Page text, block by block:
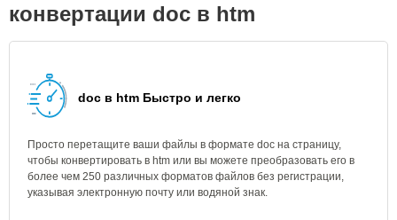
конвертации doc в htm
doc в htm Быстро и легко
Просто перетащите ваши файлы в формате doc на страницу,
чтобы конвертировать в htm или вы можете преобразовать его в
более чем 250 различных форматов файлов без регистрации,
указывая электронную почту или водяной знак.